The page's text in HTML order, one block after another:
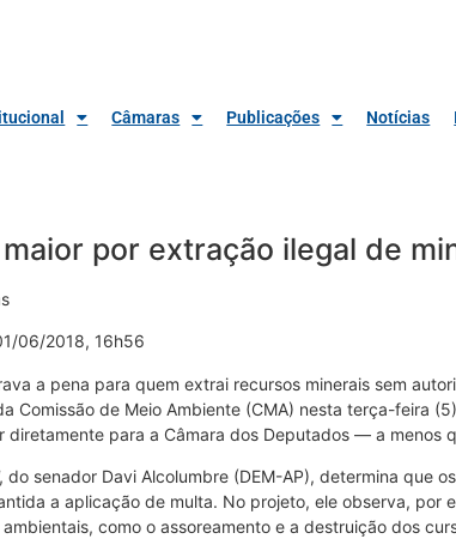
Câmaras Publicações Notícias
por extração ilegal de
06/2018, 16h56
a pena para quem extrai recursos minerais sem
Comissão de Meio Ambiente (CMA) nesta terça-feira
diretamente para a Câmara dos Deputados — a menos
do senador Davi Alcolumbre (DEM-AP), determina que
a aplicação de multa. No projeto, ele observa,
como o assoreamento e a destruição dos